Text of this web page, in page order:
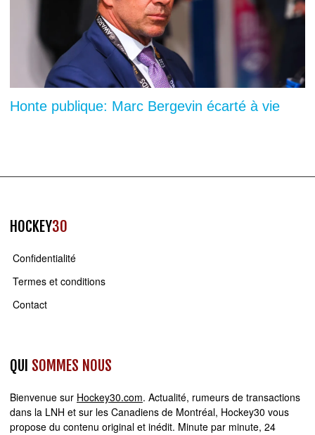
Honte publique: Marc Bergevin écarté à vie
HOCKEY30
Confidentialité
Termes et conditions
Contact
QUI SOMMES NOUS
Bienvenue sur Hockey30.com. Actualité, rumeurs de transactions
dans la LNH et sur les Canadiens de Montréal, Hockey30 vous
propose du contenu original et inédit. Minute par minute, 24